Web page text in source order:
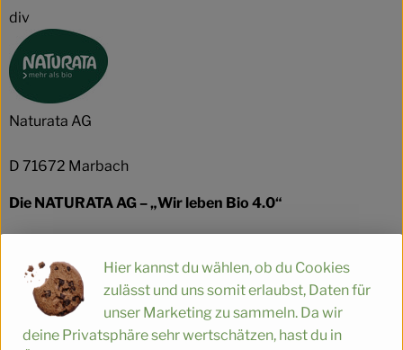
div
Naturata AG
D 71672 Marbach
Die NATURATA AG – „Wir leben Bio 4.0“
dynamischen Lebensmitteln zeichnet sich die NATURATA
AG durch beste Qualität, Nachhaltigkeit und einzigartigen
Geschmack aus. Die Marke macht dabei den extra Schritt,
um Verbrauchern mehr als Standard Bio zu garantieren.
Hier kannst du wählen, ob du Cookies
zulässt und uns somit erlaubst, Daten für
unser Marketing zu sammeln. Da wir
deine Privatsphäre sehr wertschätzen, hast du in